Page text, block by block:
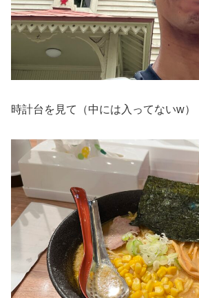
時計台を見て（中には入ってないw）